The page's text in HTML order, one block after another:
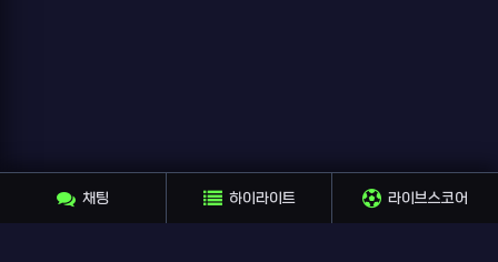
채팅 하이라이트 라이브스코어